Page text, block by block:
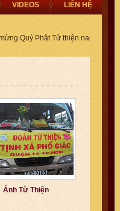
VIDEOS LIÊN HỆ
Quý Phật Tử thiện nam tín
Ảnh Từ Thiện